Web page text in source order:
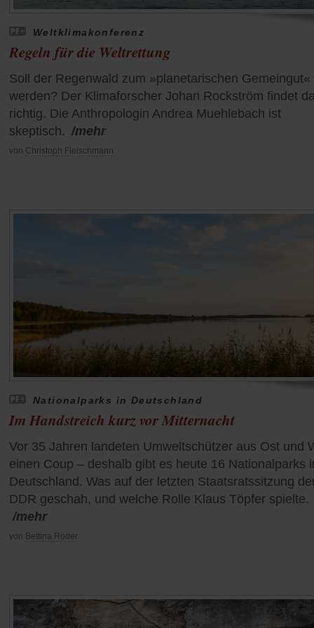
Weltklimakonferenz
Regeln für die Weltrettung
Soll der Regenwald zum »planetarischen Gemeingut«
werden? Der Klimaforscher Johan Rockström findet
richtig. Die Anthropologin Andrea Muehlebach ist
skeptisch. /mehr
von Christoph Fleischmann
Nationalparks in Deutschland
Im Handstreich kurz vor Mitternacht
Vor 35 Jahren landeten Umweltschützer aus Ost und
einen Coup – deshalb gibt es heute 16 Nationalparks
Deutschland. Was auf der letzten Staatsratssitzung
DDR geschah, und welche Rolle Klaus Töpfer spielte.
/mehr
von Bettina Röder